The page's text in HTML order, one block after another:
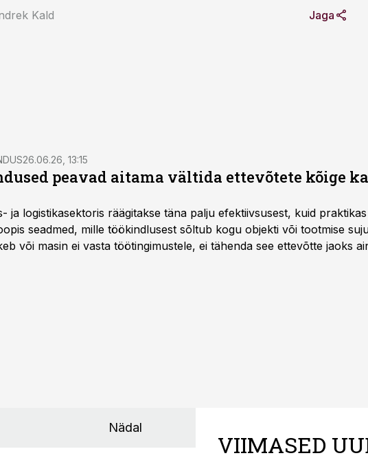
Kald Jaga
26.06.26, 13:15
peavad aitama vältida ettevõtete kõige
ja logistikasektoris räägitakse täna palju efektiivsusest, kuid
seadmed, mille töökindlusest sõltub kogu objekti või tootmise
või masin ei vasta töötingimustele, ei tähenda see ettevõtte jaoks
Nädal
VIIMASED